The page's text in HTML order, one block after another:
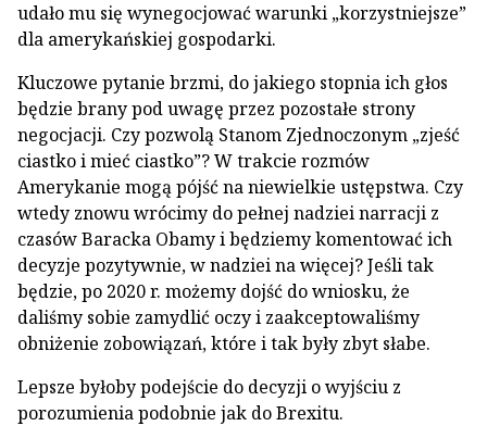
udało mu się wynegocjować warunki „korzystniejsze”
dla amerykańskiej gospodarki.
Kluczowe pytanie brzmi, do jakiego stopnia ich głos
będzie brany pod uwagę przez pozostałe strony
negocjacji. Czy pozwolą Stanom Zjednoczonym „zjeść
ciastko i mieć ciastko”? W trakcie rozmów
Amerykanie mogą pójść na niewielkie ustępstwa. Czy
wtedy znowu wrócimy do pełnej nadziei narracji z
czasów Baracka Obamy i będziemy komentować ich
decyzje pozytywnie, w nadziei na więcej? Jeśli tak
będzie, po 2020 r. możemy dojść do wniosku, że
daliśmy sobie zamydlić oczy i zaakceptowaliśmy
obniżenie zobowiązań, które i tak były zbyt słabe.
Lepsze byłoby podejście do decyzji o wyjściu z
porozumienia podobnie jak do Brexitu.